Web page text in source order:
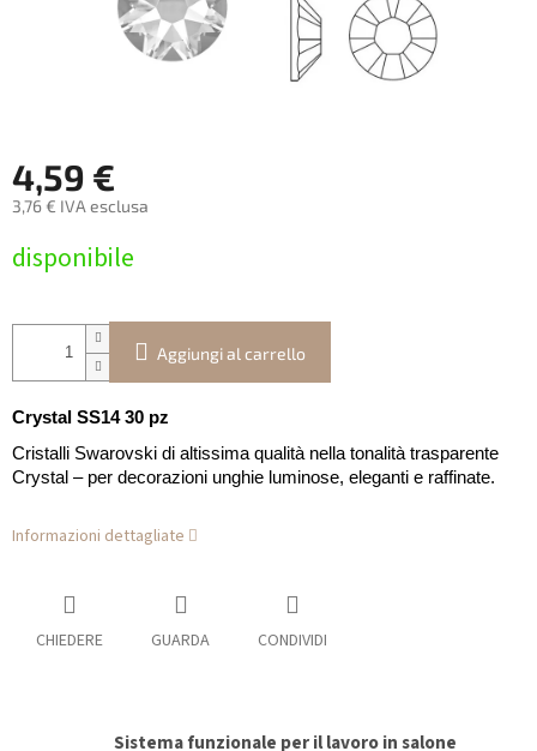
4,59 €
3,76 € IVA esclusa
della
disponibile
Aggiungi al carrello
Crystal SS14 30 pz
Cristalli Swarovski di altissima qualità nella tonalità trasparente
Crystal – per decorazioni unghie luminose, eleganti e raffinate.
Informazioni dettagliate
CHIEDERE GUARDA CONDIVIDI
Sistema funzionale per il lavoro in salone